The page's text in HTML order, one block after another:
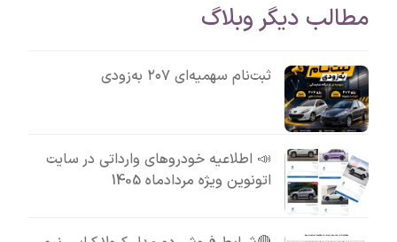
مطالب دیگر وبلاگ
ثبت‌نام سهمیه‌ای ۲۰۷ به‌زودی
📣 اطلاعیه خودروهای وارداتی در سایت
اتونوین ویژه مردادماه 1405